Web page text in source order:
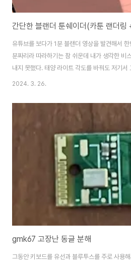
간단한 블랜더 툰쉐이더(카툰 랜더링
유튜브를 보다가 1분 블랜더 영상을 발견해서
분짜리라 따라하기는 참 쉬운데 내가 생각한 비
내지 못했다. 태양 라이트 각도를 바꿔도 저기서
싶어 살짝 모양을 바꿔도 그림자가 직각으로 진
트가 단순한 원기둥이어서 면이 모자랐던 것 같
리곤 모델링같은 경우에는 그림자 효과를 위해
아니면 그림자 효과를 다른 방법으로 사용하는지
2024. 3. 26.
gmk67 고장난 동글 분해
그동안 키보드를 유선과 블루투스를 주로 사용